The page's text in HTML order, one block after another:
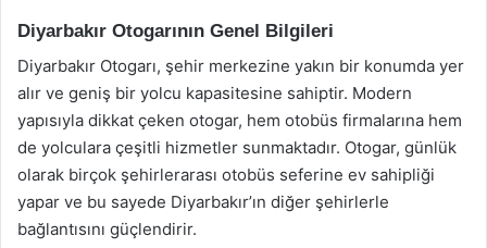
Diyarbakır Otogarının Genel Bilgileri
Diyarbakır Otogarı, şehir merkezine yakın bir konumda yer
alır ve geniş bir yolcu kapasitesine sahiptir. Modern
yapısıyla dikkat çeken otogar, hem otobüs firmalarına hem
de yolculara çeşitli hizmetler sunmaktadır. Otogar, günlük
olarak birçok şehirlerarası otobüs seferine ev sahipliği
yapar ve bu sayede Diyarbakır’ın diğer şehirlerle
bağlantısını güçlendirir.